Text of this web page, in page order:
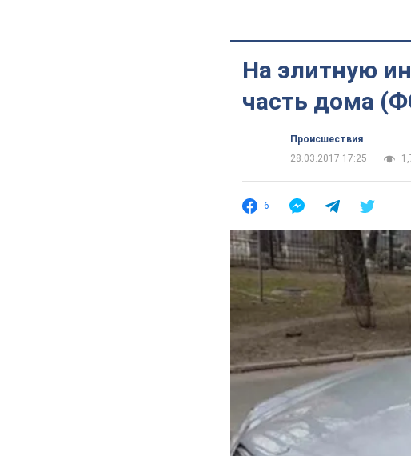
На элитную
часть дома
Происшествия
28.03.2017 17:25
6